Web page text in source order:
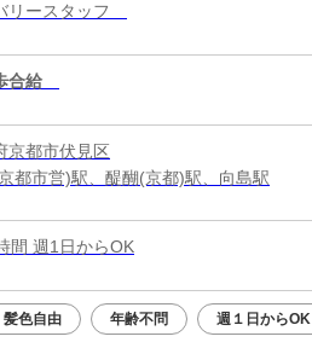
リースタッフ
合給
京都市伏見区
都市営)駅、醍醐(京都)駅、向島駅
間 週1日からOK
髪色自由 年齢不問 週１日からOK